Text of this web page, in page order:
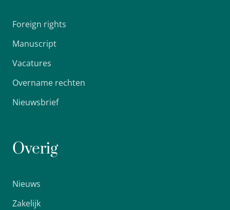
Foreign rights
Manuscript
Vacatures
Overname rechten
Nieuwsbrief
Overig
Nieuws
Zakelijk